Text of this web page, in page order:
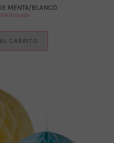
MENTA/BLANCO
IVA Incluido
CARRITO